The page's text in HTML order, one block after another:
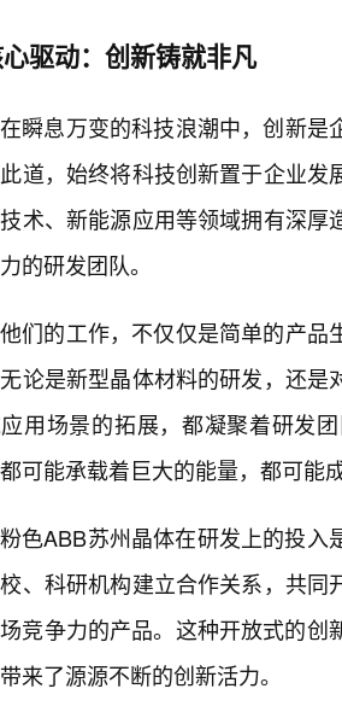
驱动：创新铸就非凡
在瞬息万变的科技浪潮中，创新是
道，始终将科技创新置于企业
术、新能源应用等领域拥有深
的研发团队。
他们的工作，不仅仅是简单的产品
论是新型晶体材料的研发，还
用场景的拓展，都凝聚着研发
可能承载着巨大的能量，都可能
粉色ABB苏州晶体在研发上的投入
、科研机构建立合作关系，共
竞争力的产品。这种开放式的
来了源源不断的创新活力。